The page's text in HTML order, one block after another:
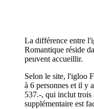
La différence entre
Romantique réside
peuvent accueillir.
Selon le site, l'igloo
à 6 personnes et il y
537.-, qui inclut trois
supplémentaire est